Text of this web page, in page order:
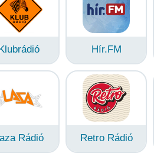
Klubrádió Hír.FM
Rádió Retro Rádió